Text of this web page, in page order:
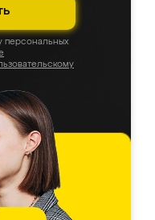
персональных